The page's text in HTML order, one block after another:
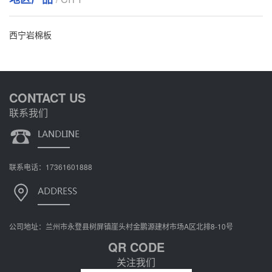
西宁岩棉板
CONTACT US
联系我们
联系电话：17361601888
公司地址：兰州市永登县树屏镇崖头村金鹏源建材市场A区北排8-10号
QR CODE
关注我们